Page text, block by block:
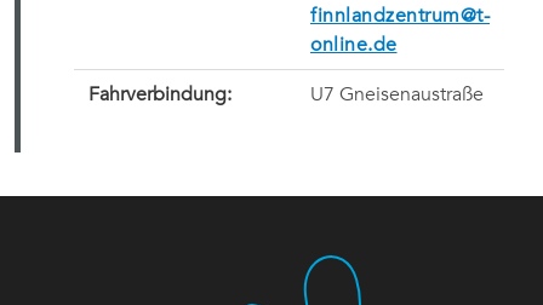
finnlandzentrum@t-
online.de
Fahrverbindung: U7 Gneisenaustraße